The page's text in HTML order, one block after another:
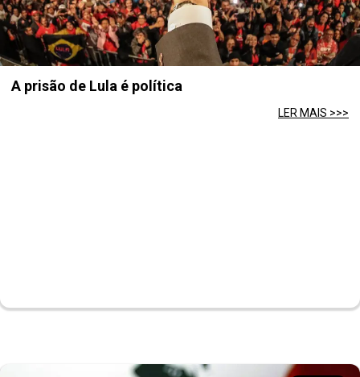
A prisão de Lula é política
LER MAIS >>>